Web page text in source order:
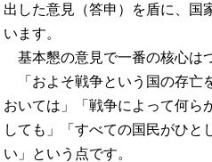
出した意見（答申）を盾に、国
います。
基本懇の意見で一番の核心は
「およそ戦争という国の存亡
おいては」「戦争によって何ら
しても」「すべての国民がひと
い」という点です。